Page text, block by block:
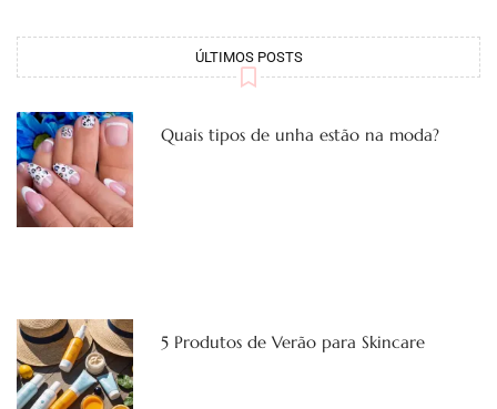
ÚLTIMOS POSTS
Quais tipos de unha estão na moda?
5 Produtos de Verão para Skincare